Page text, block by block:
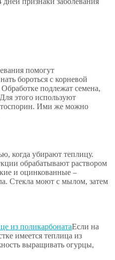
помогут
бороться с корневой
подлежат семена,
этого используют
Ими же можно
когда убирают теплицу.
обрабатывают раствором
и оцинкованные –
Стекла моют с мылом, затем
из поликарбонатаЕсли на
имеется теплица из
выращивать огурцы,